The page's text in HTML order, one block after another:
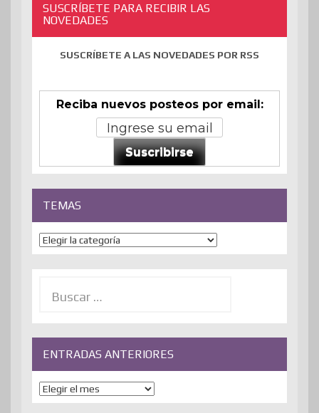
SUSCRÍBETE PARA RECIBIR LAS
NOVEDADES
SUSCRÍBETE A LAS NOVEDADES POR RSS
Reciba nuevos posteos por email:
Suscribirse
TEMAS
Temas
ENTRADAS ANTERIORES
ENTRADAS
ANTERIORES